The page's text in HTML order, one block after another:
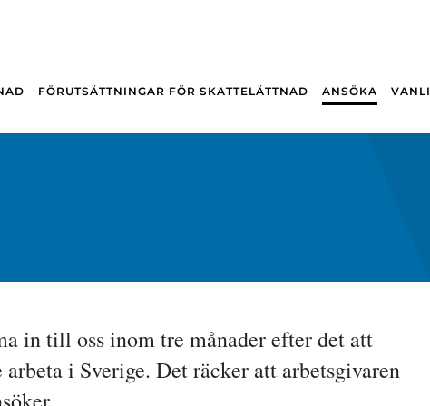
FÖRUTSÄTTNINGAR FÖR SKATTELÄTTNAD ANSÖKA
in till oss inom tre månader efter det att
arbeta i Sverige. Det räcker att arbetsgivaren